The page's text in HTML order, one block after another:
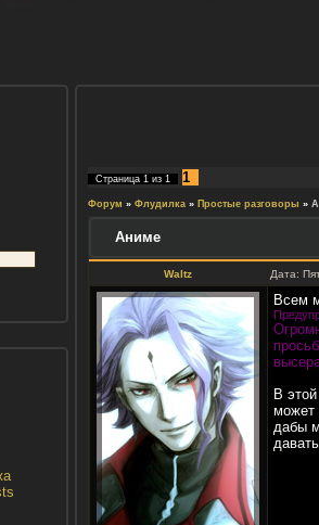
Страница 1из 1 1
Форум » Флудилка » Простые разговоры »
Аниме
Waltz Дата:
Всем
В
может
дабы